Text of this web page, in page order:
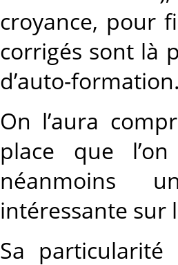
croyance, pour
corrigés sont là
d’auto-
On l’aura
place que
néanmoins
intéressante sur
Sa